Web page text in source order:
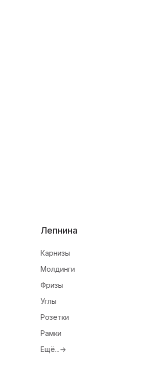
Лепнина
Карнизы
Молдинги
Фризы
Углы
Розетки
Рамки
Ещё...->